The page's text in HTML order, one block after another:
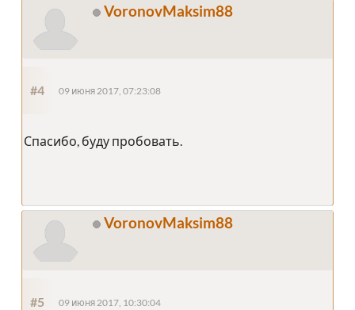
VoronovMaksim88
#4 09 июня 2017, 07:23:08
Спасибо, буду пробовать.
VoronovMaksim88
#5 09 июня 2017, 10:30:04